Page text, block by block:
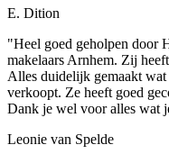
E. Dition
"Heel goed geholpen door
makelaars Arnhem. Zij
Alles duidelijk gemaakt
verkoopt. Ze heeft goed
Dank je wel voor alles wat
Leonie van Spelde